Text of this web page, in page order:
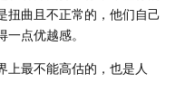
扭曲且不正常的，他们自己
点优越感。
上最不能高估的，也是人